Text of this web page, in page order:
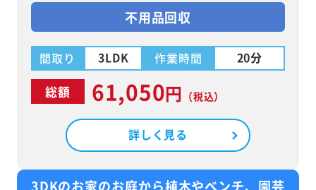
不用品回収
間取り 3LDK 作業時間 20分
総額 61,050円 （税込）
詳しく見る
3DKのお家のお庭から植木やベンチ、園芸